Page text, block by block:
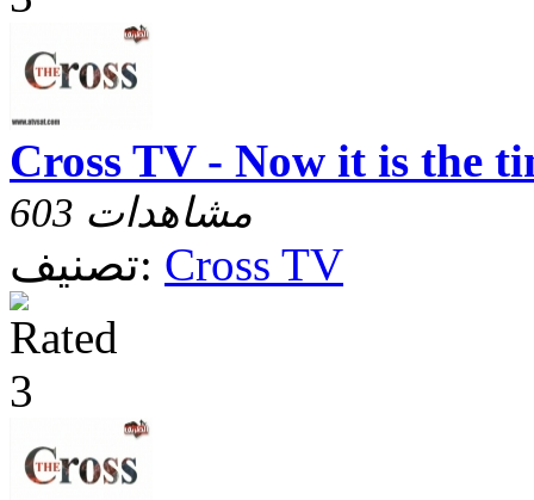
Cross TV - Now it is the
603 مشاهدات
تصنيف: Cross TV